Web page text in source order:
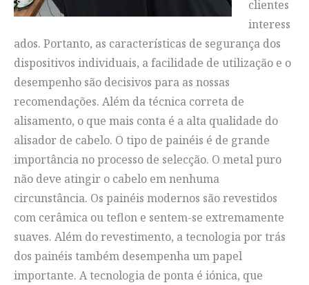
clientes
interess
ados. Portanto, as características de segurança dos
dispositivos individuais, a facilidade de utilização e o
desempenho são decisivos para as nossas
recomendações. Além da técnica correta de
alisamento, o que mais conta é a alta qualidade do
alisador de cabelo. O tipo de painéis é de grande
importância no processo de selecção. O metal puro
não deve atingir o cabelo em nenhuma
circunstância. Os painéis modernos são revestidos
com cerâmica ou teflon e sentem-se extremamente
suaves. Além do revestimento, a tecnologia por trás
dos painéis também desempenha um papel
importante. A tecnologia de ponta é iónica, que